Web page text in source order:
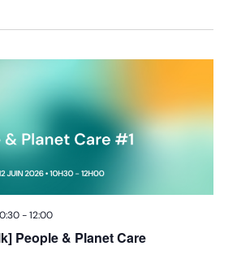
People & Planet Care
-12:00